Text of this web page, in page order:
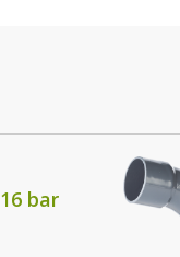
bar